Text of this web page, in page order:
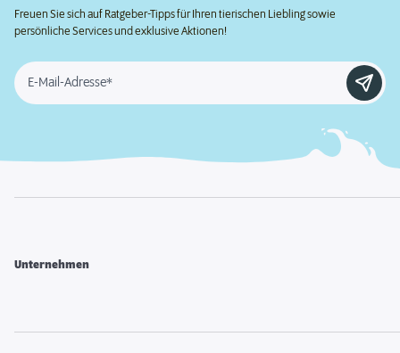
Freuen Sie sich auf Ratgeber-Tipps für Ihren tierischen Liebling sowie
persönliche Services und exklusive Aktionen!
E-Mail-Adresse*
Unternehmen